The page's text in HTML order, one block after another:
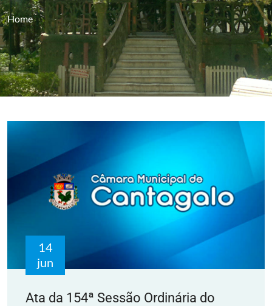
Home
14
jun
Ata da 154ª Sessão Ordinária do